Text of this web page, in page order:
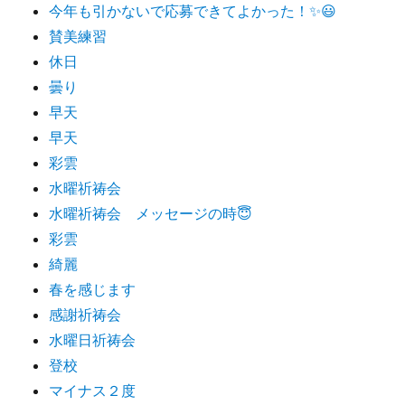
今年も引かないで応募できてよかった！✨😃
賛美練習
休日
曇り
早天
早天
彩雲
水曜祈祷会
水曜祈祷会 メッセージの時😇
彩雲
綺麗
春を感じます
感謝祈祷会
水曜日祈祷会
登校
マイナス２度